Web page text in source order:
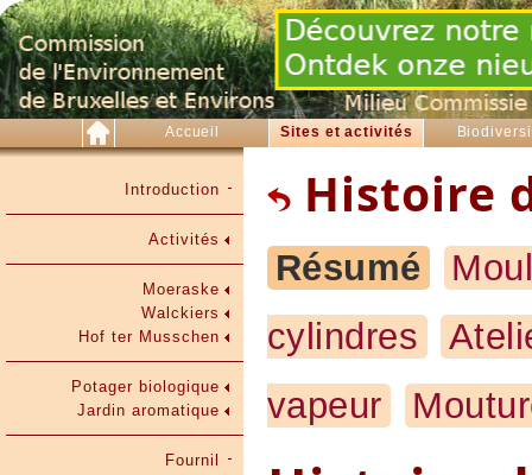
Accueil Sites et activités
Introduction
Activités
Moeraske
Walckiers
Hof ter Musschen
Potager biologique
Jardin aromatique
Fournil
Histoire
Résumé
cylindres
vapeur